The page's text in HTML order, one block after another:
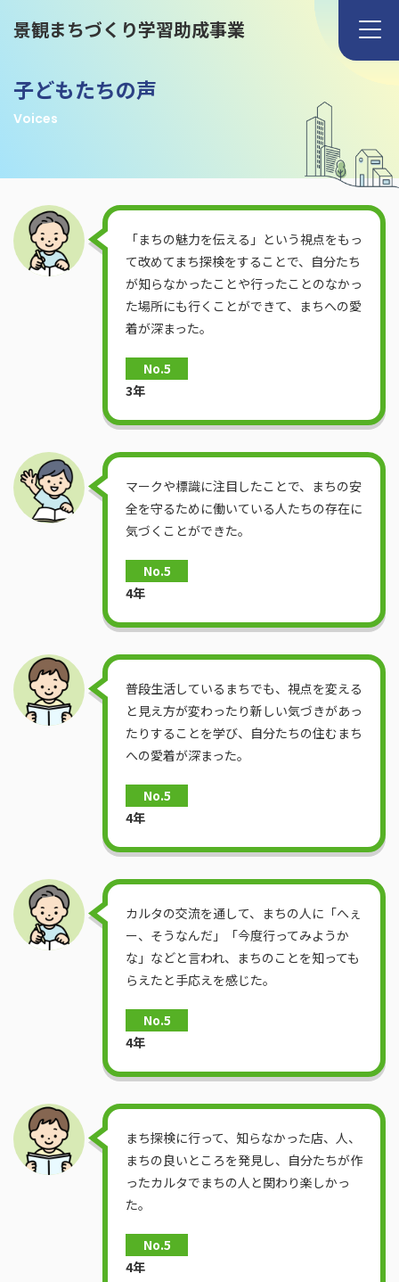
景観まちづくり学習助成事業
子どもたちの声
Voices
「まちの魅力を伝える」という視点をもっ
て改めてまち探検をすることで、自分たち
が知らなかったことや行ったことのなかっ
た場所にも行くことができて、まちへの愛
着が深まった。
No.5
3年
マークや標識に注目したことで、まちの安
全を守るために働いている人たちの存在に
気づくことができた。
No.5
4年
普段生活しているまちでも、視点を変える
と見え方が変わったり新しい気づきがあっ
たりすることを学び、自分たちの住むまち
への愛着が深まった。
No.5
4年
カルタの交流を通して、まちの人に「へぇ
ー、そうなんだ」「今度行ってみようか
な」などと言われ、まちのことを知っても
らえたと手応えを感じた。
No.5
4年
まち探検に行って、知らなかった店、人、
まちの良いところを発見し、自分たちが作
ったカルタでまちの人と関わり楽しかっ
た。
No.5
4年